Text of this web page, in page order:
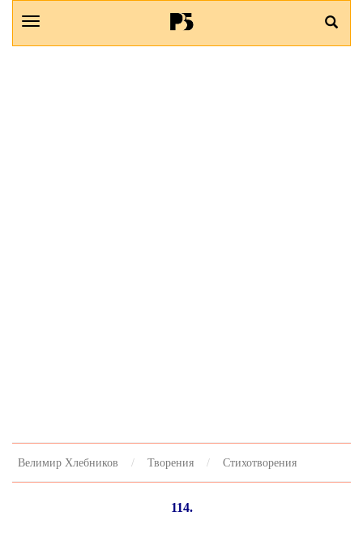
Велимир Хлебников Творения Стихотворения
114.